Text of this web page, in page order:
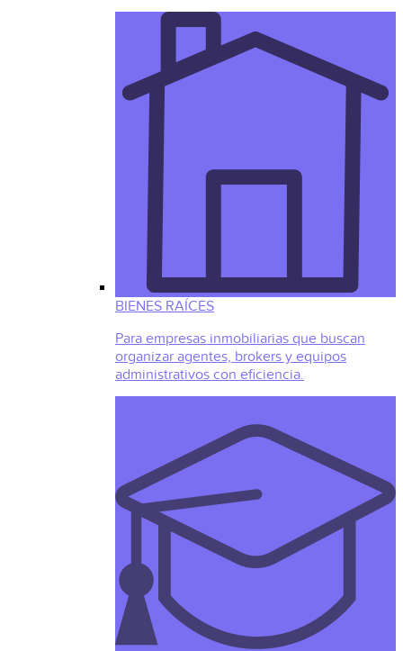
BIENES RAÍCES
Para empresas inmobiliarias que buscan
organizar agentes, brokers y equipos
administrativos con eficiencia.